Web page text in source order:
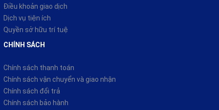
Điều khoản giao dịch
Dịch vụ tiện ích
Quyền sở hữu trí tuệ
CHÍNH SÁCH
Chính sách thanh toán
Chính sách vận chuyển và giao nhận
Chính sách đổi trả
Chính sách bảo hành